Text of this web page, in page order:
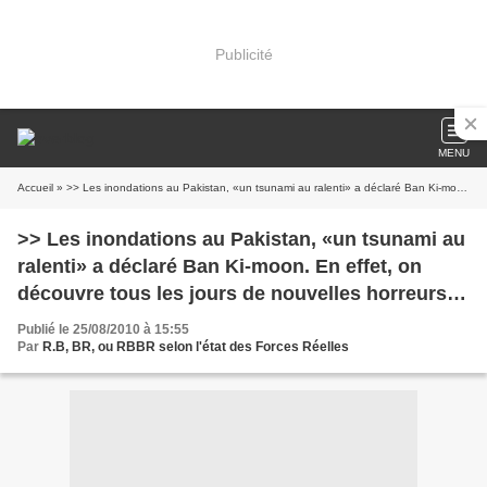
Publicité
MENU
Accueil » >> Les inondations au Pakistan, «un tsunami au ralenti» a déclaré Ban Ki-moon. En effet, on découvre tous les jours de nouvelles horreurs qui, semble-t-il, sont uniques. Certains y voient l
>> Les inondations au Pakistan, «un tsunami au
ralenti» a déclaré Ban Ki-moon. En effet, on
découvre tous les jours de nouvelles horreurs
qui, semble-t-il, sont uniques. Certains y voient l
Publié le 25/08/2010 à 15:55
Par R.B, BR, ou RBBR selon l'état des Forces Réelles